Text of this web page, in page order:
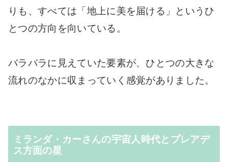
りも、すべては「地上に美を届ける」というひ
とつの方向を向いている。
バラバラに見えていた要素が、ひとつの大きな
流れのなかに収まっていく感覚がありました。
ミランダ・カーさんの宇宙人時代とプレアデ
ス方面の星